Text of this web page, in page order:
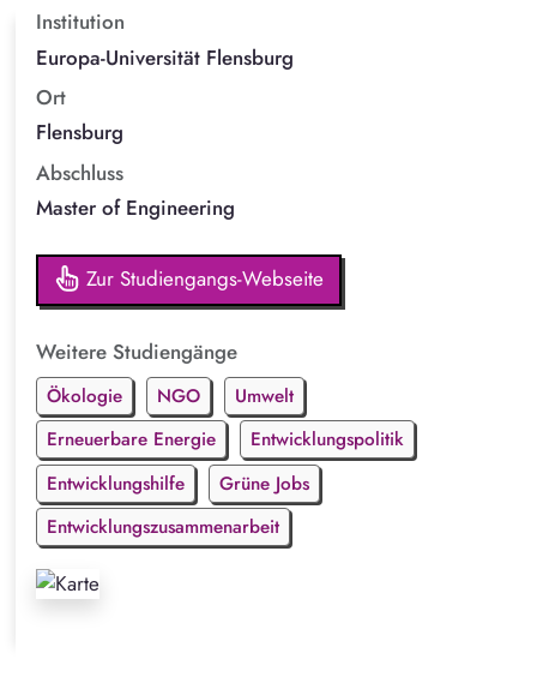
Institution
Europa-Universität Flensburg
Ort
Flensburg
Abschluss
Master of Engineering
Zur Studiengangs-Webseite
Weitere Studiengänge
Ökologie NGO
Umwelt
Erneuerbare Energie
Entwicklungspolitik
Entwicklungshilfe
Grüne Jobs
Entwicklungszusammenarbeit